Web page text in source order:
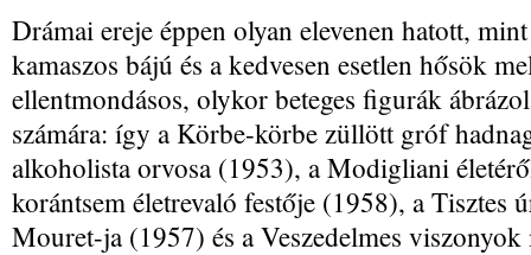
Drámai ereje éppen olyan elevenen hatott,
kamaszos bájú és a kedvesen esetlen hősök
ellentmondásos, olykor beteges figurák
számára: így a Körbe-körbe züllött gróf
alkoholista orvosa (1953), a Modigliani
korántsem életrevaló festője (1958), a Tisztes
Mouret-ja (1957) és a Veszedelmes